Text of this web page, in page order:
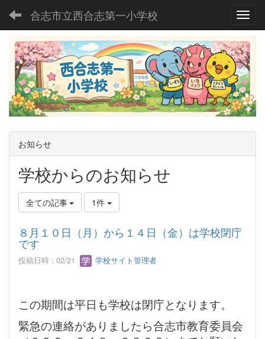
合志市立西合志第一小学校
お知らせ
学校からのお知らせ
全ての記事 1件
８月１０日（月）から１４日（金）は学校閉庁
です
投稿日時 : 02/21 学校サイト管理者
この期間は平日も学校は閉庁となります。
緊急の連絡がありましたら合志市教育委員会